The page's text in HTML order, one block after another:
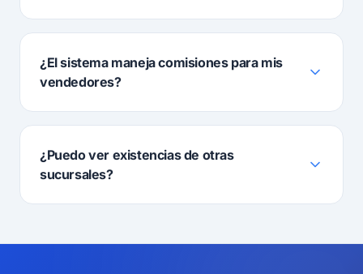
¿El sistema maneja comisiones para mis
vendedores?
¿Puedo ver existencias de otras
sucursales?